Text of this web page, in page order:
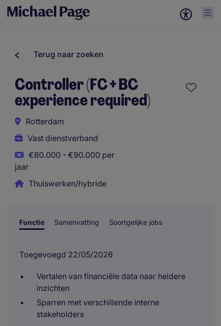
Terug naar zoeken
Controller (FC + BC
experience required)
Rotterdam
Vast dienstverband
€80.000 - €90.000 per
jaar
Thuiswerken/hybride
Functie Samenvatting Soortgelijke jobs
Toegevoegd 22/05/2026
Vertalen van financiële data naar heldere
inzichten
Sparren met verschillende interne
stakeholders